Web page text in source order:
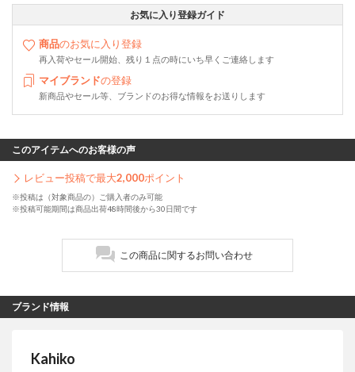
お気に入り登録ガイド
商品のお気に入り登録
再入荷やセール開始、残り１点の時にいち早くご連絡します
マイブランドの登録
新商品やセール等、ブランドのお得な情報をお送りします
このアイテムへのお客様の声
レビュー投稿で最大2,000ポイント
※投稿は（対象商品の）ご購入者のみ可能
※投稿可能期間は商品出荷48時間後から30日間です
この商品に関するお問い合わせ
ブランド情報
Kahiko